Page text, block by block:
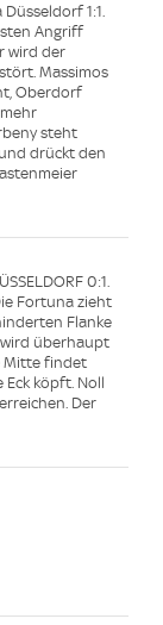
1:1.
Angriff
wird der
Massimos
Oberdorf
steht
drückt den
0:1.
Fortuna zieht
Flanke
überhaupt
Mitte findet
köpft. Noll
Der